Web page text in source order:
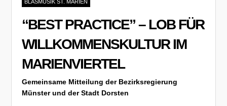
BLASMUSIK ST. MARIEN
“BEST PRACTICE” – LOB FÜR
WILLKOMMENSKULTUR IM
MARIENVIERTEL
Gemeinsame Mitteilung der Bezirksregierung
Münster und der Stadt Dorsten